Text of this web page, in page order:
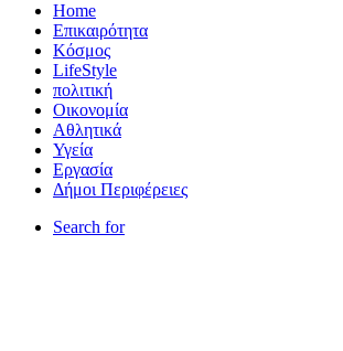
Home
Επικαιρότητα
Κόσμος
LifeStyle
πολιτική
Οικονομία
Αθλητικά
Υγεία
Εργασία
Δήμοι Περιφέρειες
Search for